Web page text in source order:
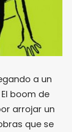
a un
boom de
arrojar un
que se